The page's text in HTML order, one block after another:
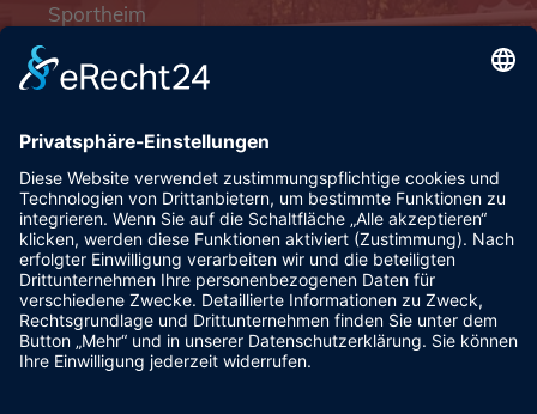
Sportheim
93128 Steinsberg
pr@fsv-steinsberg.de
Social